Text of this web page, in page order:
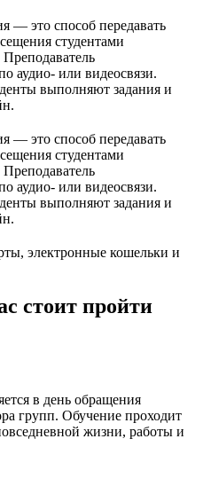
— это способ передавать
студентами
аудио- или видеосвязи.
выполняют задания и
— это способ передавать
студентами
аудио- или видеосвязи.
выполняют задания и
электронные кошельки и
стоит пройти
в день обращения
групп. Обучение проходит
жизни, работы и